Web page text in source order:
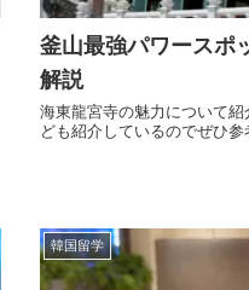
釜山最強パワースポ
解説
海東龍宮寺の魅力について
ども紹介しているのでぜひ参
韓国留学